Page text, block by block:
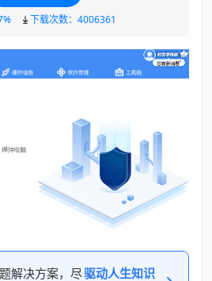
下载次数：4006361
解决方案，尽驱动人生知识